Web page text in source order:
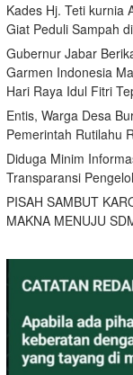
Kades Hj. Teti kurnia
Giat Peduli Sampah
Gubernur Jabar
Garmen Indonesia
Hari Raya Idul Fitri
Entis, Warga Desa
Pemerintah Rutilahu
Diduga Minim
Transparansi
PISAH SAMBUT
MAKNA MENUJU